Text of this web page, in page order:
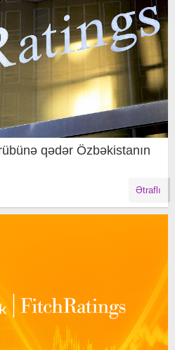
qədər Özbəkistanın
Ətraflı